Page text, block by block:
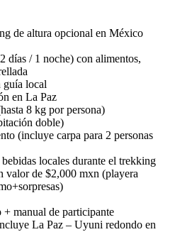
de altura opcional en México
días / 1 noche) con alimentos,
guía local
en La Paz
8 kg por persona)
doble)
(incluye carpa para 2 personas
locales durante el trekking
valor de $2,000 mxn (playera
+ manual de participante
La Paz – Uyuni redondo en